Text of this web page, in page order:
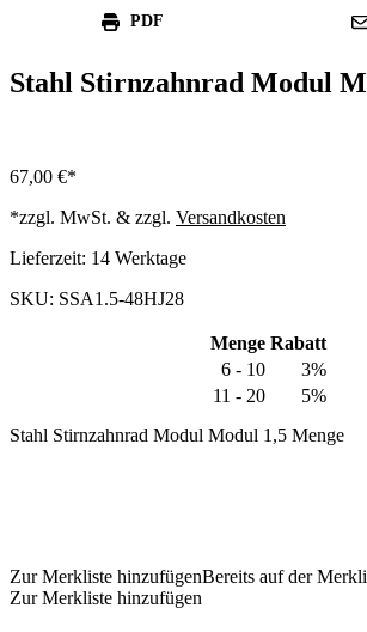
PDF
Stahl Stirnzahnrad Modul
67,00 €
*zzgl. MwSt. & zzgl. Versandkosten
Lieferzeit: 14 Werktage
SKU: SSA1.5-48HJ28
Menge Rabatt
6 - 10
3%
11 - 20
5%
Stahl Stirnzahnrad Modul Modul 1,5 Menge
Zur Merkliste hinzufügenBereits auf der
Zur Merkliste hinzufügen